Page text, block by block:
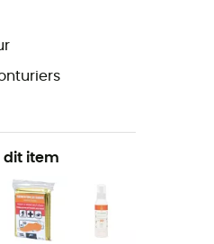
dit item